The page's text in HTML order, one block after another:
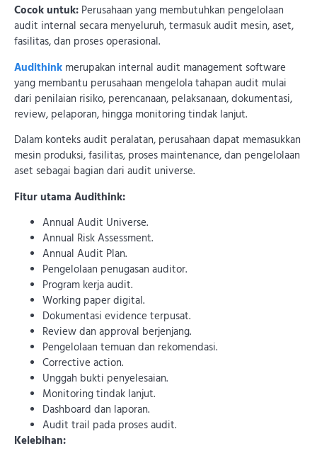
Cocok untuk: Perusahaan yang membutuhkan pengelolaan
audit internal secara menyeluruh, termasuk audit mesin, aset,
fasilitas, dan proses operasional.
Audithink merupakan internal audit management software
yang membantu perusahaan mengelola tahapan audit mulai
dari penilaian risiko, perencanaan, pelaksanaan, dokumentasi,
review, pelaporan, hingga monitoring tindak lanjut.
Dalam konteks audit peralatan, perusahaan dapat memasukkan
mesin produksi, fasilitas, proses maintenance, dan pengelolaan
aset sebagai bagian dari audit universe.
Fitur utama Audithink:
Annual Audit Universe.
Annual Risk Assessment.
Annual Audit Plan.
Pengelolaan penugasan auditor.
Program kerja audit.
Working paper digital.
Dokumentasi evidence terpusat.
Review dan approval berjenjang.
Pengelolaan temuan dan rekomendasi.
Corrective action.
Unggah bukti penyelesaian.
Monitoring tindak lanjut.
Dashboard dan laporan.
Audit trail pada proses audit.
Kelebihan: